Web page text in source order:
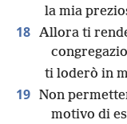
la mia
18 Allora ti
ti loderò in
19 Non
motivo di